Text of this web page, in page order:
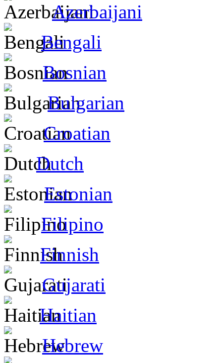
Azerbaijani
Bengali
Bosnian
Bulgarian
Croatian
Dutch
Estonian
Filipino
Finnish
Gujarati
Haitian
Hebrew